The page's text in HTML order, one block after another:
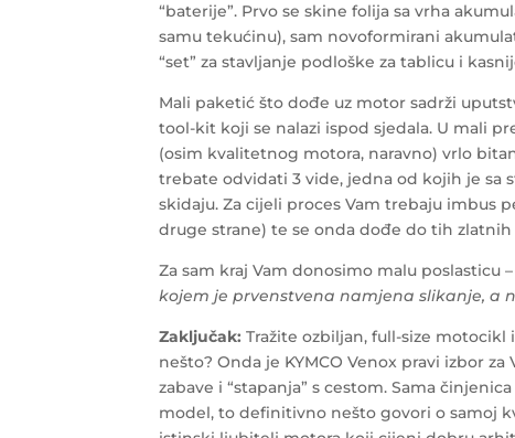
“baterije”. Prvo se skine folija sa vrha
samu tekućinu), sam novoformirani
“set” za stavljanje podloške za tablicu i
Mali paketić što dođe uz motor sadrži
tool-kit koji se nalazi ispod sjedala. U mali
(osim kvalitetnog motora, naravno) vrlo
trebate odvidati 3 vide, jedna od kojih je sa
skidaju. Za cijeli proces Vam trebaju imbus
druge strane) te se onda dođe do tih
Za sam kraj Vam donosimo malu poslasticu
kojem je prvenstvena namjena slikanje, a
Zaključak: Tražite ozbiljan, full-size motocikl
nešto? Onda je KYMCO Venox pravi izbor
zabave i “stapanja” s cestom. Sama
model, to definitivno nešto govori o samoj